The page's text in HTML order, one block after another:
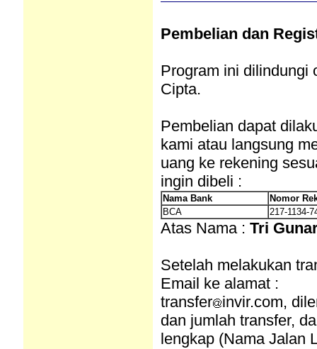
Pembelian dan
Program ini dilindungi
Cipta.
Pembelian dapat
kami atau langsung
uang ke rekening
ingin dibeli :
Nama Bank
Nomor
BCA
217-1134-
Atas Nama : Tri
Setelah melakukan
Email ke alamat :
transfer
invir.com,
dan jumlah transfer,
lengkap (Nama Jalan